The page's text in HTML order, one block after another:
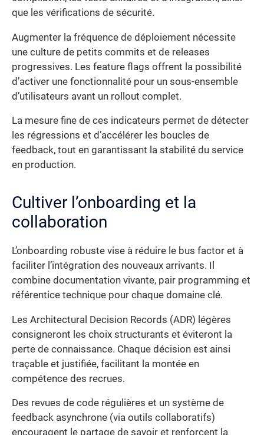
que les vérifications de sécurité.
Augmenter la fréquence de déploiement nécessite
une culture de petits commits et de releases
progressives. Les feature flags offrent la possibilité
d’activer une fonctionnalité pour un sous-ensemble
d’utilisateurs avant un rollout complet.
La mesure fine de ces indicateurs permet de détecter
les régressions et d’accélérer les boucles de
feedback, tout en garantissant la stabilité du service
en production.
Cultiver l’onboarding et la
collaboration
L’onboarding robuste vise à réduire le bus factor et à
faciliter l’intégration des nouveaux arrivants. Il
combine documentation vivante, pair programming et
référentice technique pour chaque domaine clé.
Les Architectural Decision Records (ADR) légères
consigneront les choix structurants et éviteront la
perte de connaissance. Chaque décision est ainsi
traçable et justifiée, facilitant la montée en
compétence des recrues.
Des revues de code régulières et un système de
feedback asynchrone (via outils collaboratifs)
encouragent le partage de savoir et renforcent la